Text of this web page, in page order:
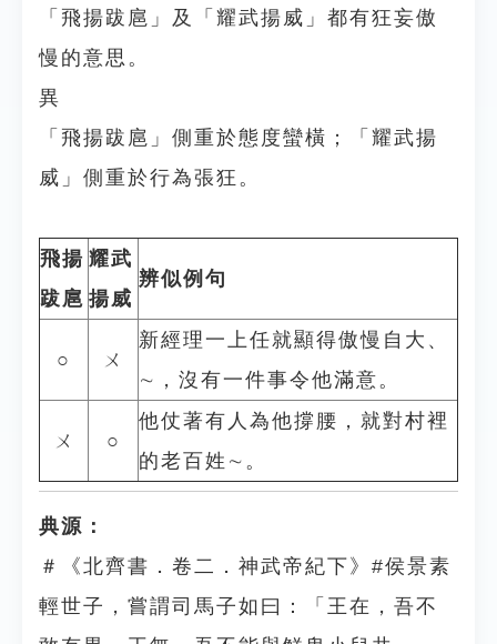
「飛揚跋扈」及「耀武揚威」都有狂妄傲
慢的意思。
異
「飛揚跋扈」側重於態度蠻橫；「耀武揚
威」側重於行為張狂。
飛揚
跋扈
耀武
揚威
辨似例句
○ ㄨ
新經理一上任就顯得傲慢自大、
∼，沒有一件事令他滿意。
ㄨ ○
他仗著有人為他撐腰，就對村裡
的老百姓∼。
典源：
＃《北齊書．卷二．神武帝紀下》#侯景素
輕世子，嘗謂司馬子如曰：「王在，吾不